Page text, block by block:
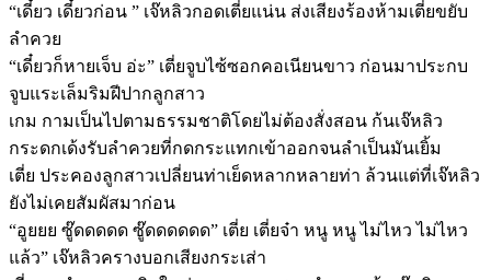
“เดี๋ยว เดี๋ยวก่อน ” เจ๊หลิวกอดเตี่ยแน่น ส่งเสียงร้องห้ามเตี่ยขยับ
ลำควย
“เดี๋ยวก็หายเจ็บ อ่ะ” เตี่ยจูบไซ้ซอกคอเนียนขาว ก่อนมาประกบ
จูบแระเล็มริมฝีปากลูกสาว
เกม กามเป็นไปตามธรรมชาติโดยไม่ต้องสั่งสอน ก้นเจ๊หลิว
กระดกเด้งรับลำควยที่กดกระแทกเข้าออกจนลำเป็นมันเยิ้ม
เตี่ย ประคองลูกสาวเปลี่ยนท่าเย็ดหลากหลายท่า ล้วนแต่ที่เจ๊หลิว
ยังไม่เคยสัมผัสมาก่อน
“อูยยย ซู๊ดดดดด ซู๊ดดดดดด” เตี่ย เตี่ยจ๋า หนู หนู ไม่ไหว ไม่ไหว
แล้ว” เจ๊หลิวครางบอกเสียงกระเส่า